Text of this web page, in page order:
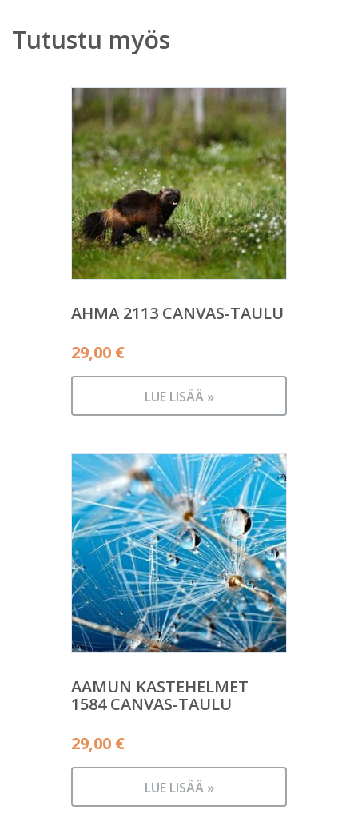
Tutustu myös
AHMA 2113 CANVAS-TAULU
29,00 €
LUE LISÄÄ »
AAMUN KASTEHELMET
1584 CANVAS-TAULU
29,00 €
LUE LISÄÄ »